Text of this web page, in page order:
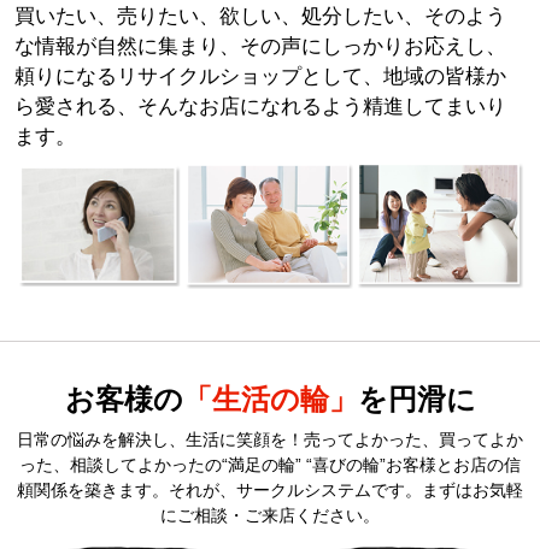
買いたい、売りたい、欲しい、処分したい、そのよう
な情報が自然に集まり、その声にしっかりお応えし、
頼りになるリサイクルショップとして、地域の皆様か
ら愛される、そんなお店になれるよう精進してまいり
ます。
お客様の 「生活の輪」 を円滑に
日常の悩みを解決し、生活に笑顔を！売ってよかった、買ってよか
った、相談してよかったの“満足の輪” “喜びの輪”お客様とお店の信
頼関係を築きます。それが、サークルシステムです。まずはお気軽
にご相談・ご来店ください。